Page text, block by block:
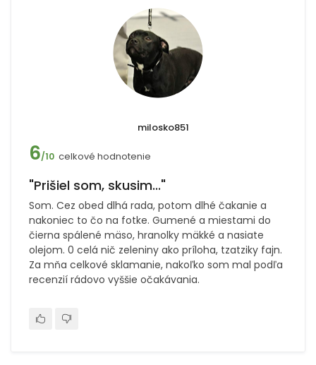
milosko851
6/10 celkové hodnotenie
"Prišiel som, skusim..."
Som. Cez obed dlhá rada, potom dlhé čakanie a
nakoniec to čo na fotke. Gumené a miestami do
čierna spálené mäso, hranolky mäkké a nasiate
olejom. 0 celá nič zeleniny ako príloha, tzatziky fajn.
Za mňa celkové sklamanie, nakoľko som mal podľa
recenzií rádovo vyššie očakávania.